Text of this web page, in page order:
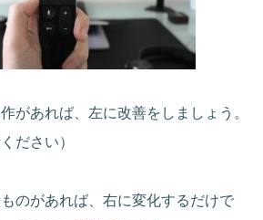
があれば、左に改善をしましょう。
ださい）
のがあれば、右に変化するだけで